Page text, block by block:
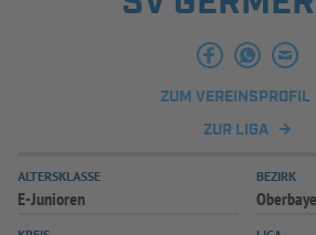
INFOTHEK
ZUM VEREINSPROFIL
ZUR LIGA
ALTERSKLASSE
E-Junioren
BEZIRK